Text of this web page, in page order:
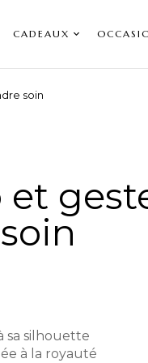
CADEAUX
soin
et
sa silhouette
à la royauté